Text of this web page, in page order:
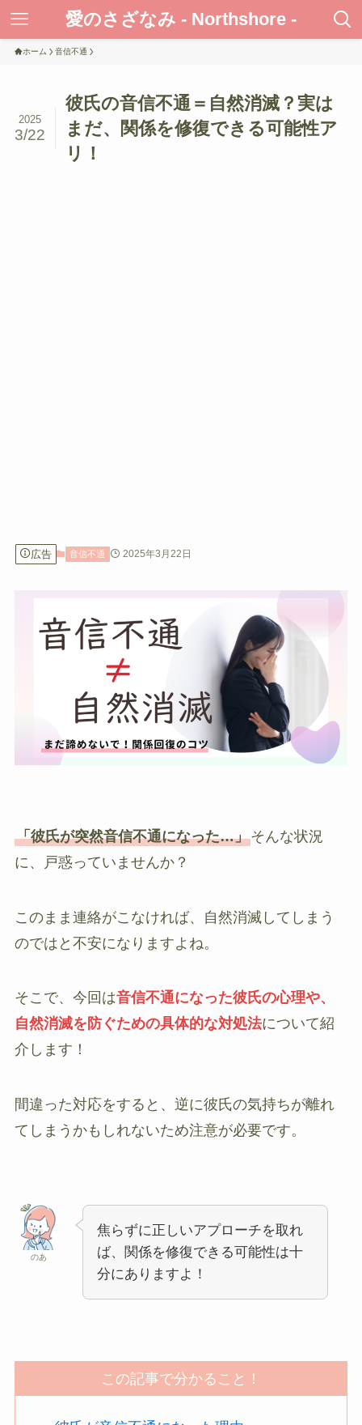
愛のさざなみ - Northshore -
ホーム 音信不通
彼氏の音信不通＝自然消滅？実は
まだ、関係を修復できる可能性ア
リ！
2025
3/22
広告 音信不通 2025年3月22日
「彼氏が突然音信不通になった…」そんな状況
に、戸惑っていませんか？
このまま連絡がこなければ、自然消滅してしまう
のではと不安になりますよね。
そこで、今回は音信不通になった彼氏の心理や、
自然消滅を防ぐための具体的な対処法について紹
介します！
間違った対応をすると、逆に彼氏の気持ちが離れ
てしまうかもしれないため注意が必要です。
のあ
焦らずに正しいアプローチを取れ
ば、関係を修復できる可能性は十
分にありますよ！
この記事で分かること！